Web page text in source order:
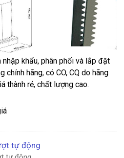
nhập khẩu, phân phối và lắp đặt
hãng, có CO, CQ do hãng
thành rẻ, chất lượng cao.
tự động